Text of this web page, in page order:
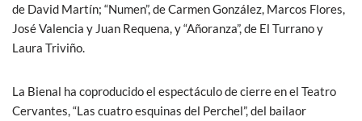
de David Martín; “Numen”, de Carmen González, Marcos Flores,
José Valencia y Juan Requena, y “Añoranza”, de El Turrano y
Laura Triviño.
La Bienal ha coproducido el espectáculo de cierre en el Teatro
Cervantes, “Las cuatro esquinas del Perchel”, del bailaor